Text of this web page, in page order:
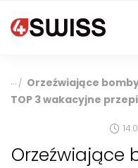
4swiss.pl
/ Orzeźwiające
TOP 3 wakacyjne
Orzeźwiające